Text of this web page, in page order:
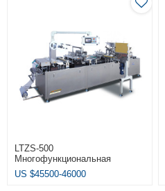
LTZS-500
Многофункциональная
Бумажно-Пластиковая
Блистерная Машина
US $45500-46000